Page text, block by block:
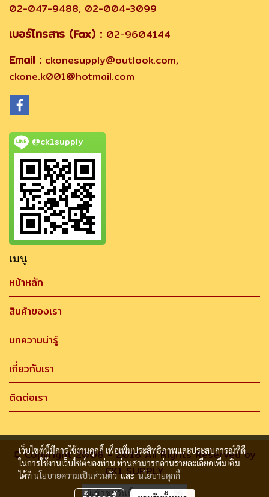
02-047-9488, 02-004-3099
เบอร์โทรสาร (Fax) : 02-9604144
Email : ckonesupply@outlook.com,
ckone.k001@hotmail.com
@ck1supply
เมนู
หน้าหลัก
สินค้าของเรา
บทความน่ารู้
เกี่ยวกับเรา
ติดต่อเรา
© Copyright 2008 - 2018 All Rights Reserved by
CK1 SUPPLY
ผู้เข้าชมวันนี้ 96
เว็บไซต์นี้มีการใช้งานคุกกี้ เพื่อเพิ่มประสิทธิภาพและประสบการณ์ที่ดี
ในการใช้งานเว็บไซต์ของท่าน ท่านสามารถอ่านรายละเอียดเพิ่มเติม
ได้ที่นโยบายความเป็นส่วนตัวและนโยบายคุกกี้